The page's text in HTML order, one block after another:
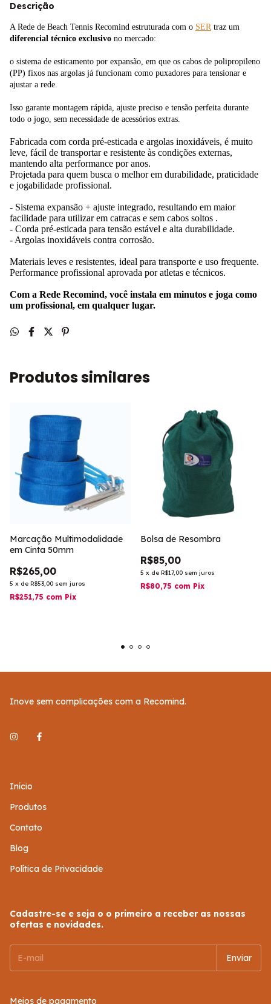
Descrição
A Rede de Beach Tennis Recomind estruturada com o SERtraz um
diferencial técnico exclusivo no mercado:
o sistema de esticamento por expansão, em que os cabos de polipropileno
(PP) fixos nas argolas já funcionam como puxadores para tensionar e
ajustar a rede.
Isso garante montagem rápida, ajuste preciso e tensão perfeita durante
todo o jogo, sem necessidade de acessórios extras.
Fabricada com corda pré-esticada e argolas inoxidáveis, é muito
leve, fácil de transportar e resistente às condições externas,
mantendo alta performance por anos.
Projetada para quem busca o melhor em durabilidade, praticidade
e jogabilidade profissional.
- Sistema expansão + ajuste integrado, resultando em maior
facilidade para utilizar em catracas e sem cabos soltos .
- Corda pré-esticada para tensão estável e alta durabilidade.
- Argolas inoxidáveis contra corrosão.
Materiais leves e resistentes, ideal para transporte e uso frequente.
Performance profissional aprovada por atletas e técnicos.
Com a Rede Recomind, você instala em minutos e joga como
um profissional, em qualquer lugar.
Produtos similares
Marcação Multimodalidade
em Cinta 50mm
R$265,00
5 x de R$53,00 sem juros
R$251,75 com Pix
Bolsa de Resombra
R$85,00
5 x de R$17,00 sem juros
R$80,75 com Pix
Inove sem complicações com a Recomind.
Início
Produtos
Contato
Blog
Política de Privacidade
Cadastre-se e seja o o primeiro a receber as nossas
ofertas e novidades.
Meios de pagamento